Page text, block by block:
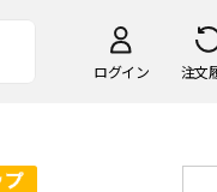
ログイン 注文